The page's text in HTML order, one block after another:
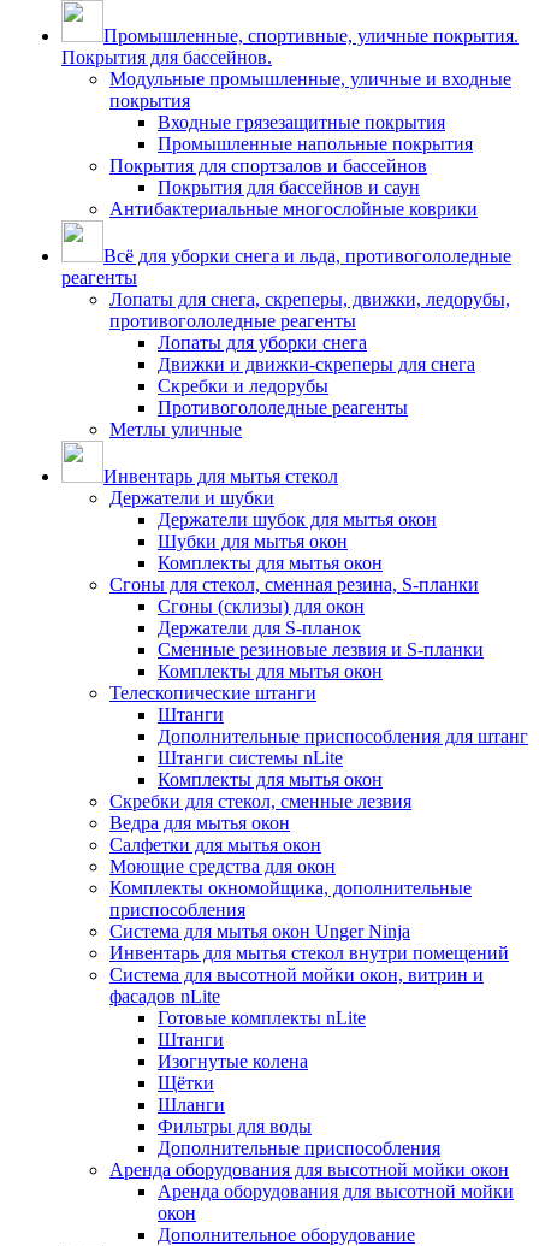
Промышленные, спортивные, уличные покрытия.
Покрытия для бассейнов.
Модульные промышленные, уличные и входные
покрытия
Входные грязезащитные покрытия
Промышленные напольные покрытия
Покрытия для спортзалов и бассейнов
Покрытия для бассейнов и саун
Антибактериальные многослойные коврики
Всё для уборки снега и льда, противогололедные
реагенты
Лопаты для снега, скреперы, движки, ледорубы,
противогололедные реагенты
Лопаты для уборки снега
Движки и движки-скреперы для снега
Скребки и ледорубы
Противогололедные реагенты
Метлы уличные
Инвентарь для мытья стекол
Держатели и шубки
Держатели шубок для мытья окон
Шубки для мытья окон
Комплекты для мытья окон
Сгоны для стекол, сменная резина, S-планки
Сгоны (склизы) для окон
Держатели для S-планок
Сменные резиновые лезвия и S-планки
Комплекты для мытья окон
Телескопические штанги
Штанги
Дополнительные приспособления для штанг
Штанги системы nLite
Комплекты для мытья окон
Скребки для стекол, сменные лезвия
Ведра для мытья окон
Салфетки для мытья окон
Моющие средства для окон
Комплекты окномойщика, дополнительные
приспособления
Система для мытья окон Unger Ninja
Инвентарь для мытья стекол внутри помещений
Система для высотной мойки окон, витрин и
фасадов nLite
Готовые комплекты nLite
Штанги
Изогнутые колена
Щётки
Шланги
Фильтры для воды
Дополнительные приспособления
Аренда оборудования для высотной мойки окон
Аренда оборудования для высотной мойки
окон
Дополнительное оборудование